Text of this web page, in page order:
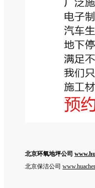
北京环氧地坪公司
北京保洁公司